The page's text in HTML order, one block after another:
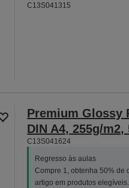
C13S041315
Premium Glossy
DIN A4, 255g/m2,
C13S041624
Regresso às aulas
Compre 1, obtenha 50% de
artigo em produtos